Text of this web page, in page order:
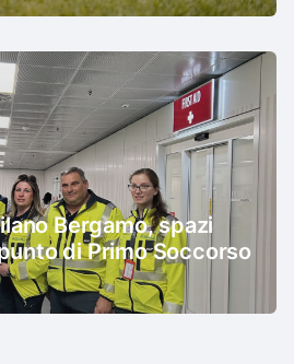
Bergamo, spazi
di Primo Soccorso